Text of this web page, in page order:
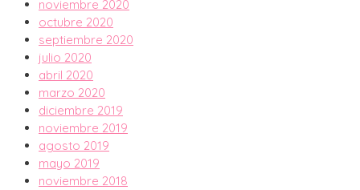
noviembre 2020
octubre 2020
septiembre 2020
julio 2020
abril 2020
marzo 2020
diciembre 2019
noviembre 2019
agosto 2019
mayo 2019
noviembre 2018